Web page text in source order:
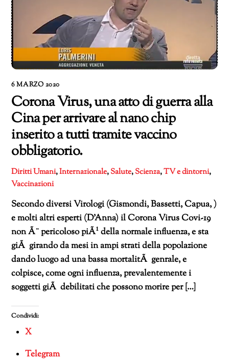
6 MARZO 2020
Corona Virus, una atto di guerra alla
Cina per arrivare al nano chip
inserito a tutti tramite vaccino
obbligatorio.
Diritti Umani,Internazionale,Salute,Scienza,TV e dintorni,
Vaccinazioni
Secondo diversi Virologi (Gismondi, Bassetti, Capua, )
e molti altri esperti (D’Anna) il Corona Virus Covi-19
non Ã¨ pericoloso piÃ¹ della normale influenza, e sta
giÃ girando da mesi in ampi strati della popolazione
dando luogo ad una bassa mortalitÃ genrale, e
colpisce, come ogni influenza, prevalentemente i
soggetti giÃ debilitati che possono morire per […]
Condividi:
X
Telegram